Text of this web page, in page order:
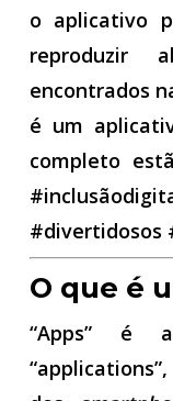
o aplicativo
reproduzir
encontrados
é um
completo
#divertidosos
O que é
“Apps” é